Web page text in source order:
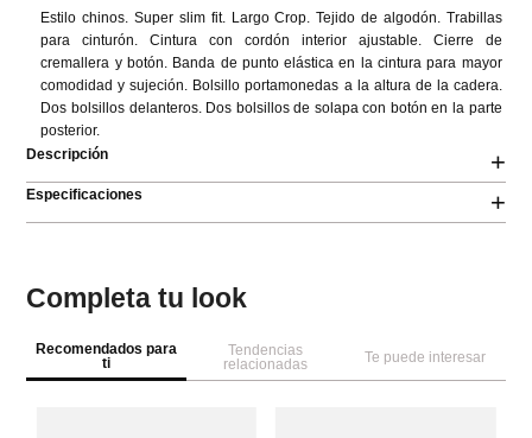
Estilo chinos. Super slim fit. Largo Crop. Tejido de algodón. Trabillas
para cinturón. Cintura con cordón interior ajustable. Cierre de
cremallera y botón. Banda de punto elástica en la cintura para mayor
comodidad y sujeción. Bolsillo portamonedas a la altura de la cadera.
Dos bolsillos delanteros. Dos bolsillos de solapa con botón en la parte
posterior.
Descripción
+
Especificaciones +
Completa tu look
Recomendados para
ti
Tendencias
relacionadas
Te puede interesar